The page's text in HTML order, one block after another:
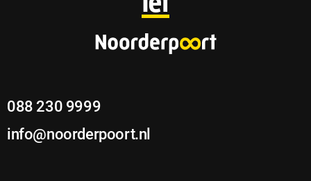
o
088 230 9999
info@noorderpoort.nl